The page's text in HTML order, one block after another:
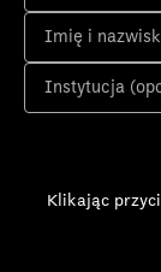
Klikając